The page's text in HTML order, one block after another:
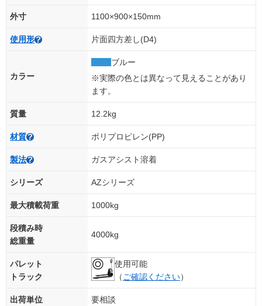
外寸 1100×900×150mm
使用形 片面四方差し(D4)
カラー
ブルー
※実際の色とは異なって見えることがあり
ます。
質量 12.2kg
材質 ポリプロピレン(PP)
製法 ガスアシスト溶着
シリーズ AZシリーズ
最大積載荷重 1000kg
段積み時
総重量
4000kg
パレット
トラック
使用可能
（ ご確認ください）
出荷単位 要相談